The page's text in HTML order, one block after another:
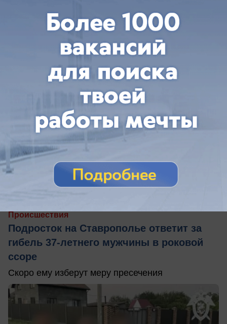
вчера в 14:42
Происшествия
Подросток на Ставрополье ответит за
гибель 37-летнего мужчины в роковой
ссоре
Скоро ему изберут меру пресечения